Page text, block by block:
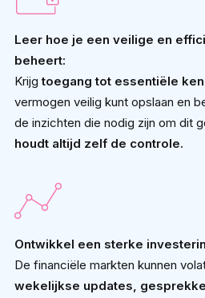
Leer hoe je een veilige en
beheert:
Krijgtoegang tot essentiële
vermogen veilig kunt opslaan en
de inzichten die nodig zijn om dit
houdt altijd zelf de controle.
Ontwikkel een sterke
De financiële markten kunnen
wekelijkse updates,